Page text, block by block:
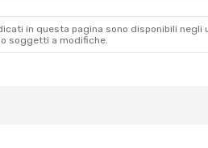
in questa pagina sono disponibili
soggetti a modifiche.